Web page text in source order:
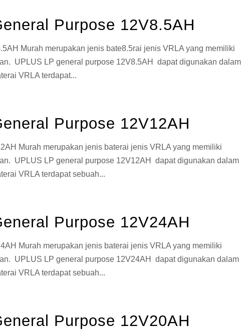
Purpose 12V8.5AH
Murah merupakan jenis bate8.5rai jenis VRLA yang memiliki
UPLUS LP general purpose 12V8.5AH dapat digunakan dalam
VRLA terdapat...
Purpose 12V12AH
Murah merupakan jenis baterai jenis VRLA yang memiliki
UPLUS LP general purpose 12V12AH dapat digunakan dalam
VRLA terdapat sebuah...
Purpose 12V24AH
Murah merupakan jenis baterai jenis VRLA yang memiliki
UPLUS LP general purpose 12V24AH dapat digunakan dalam
VRLA terdapat sebuah...
Purpose 12V20AH